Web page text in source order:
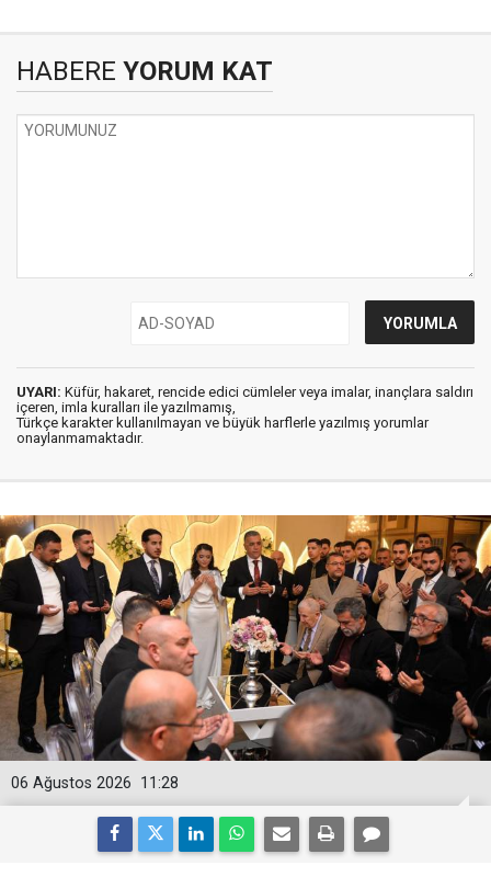
HABERE YORUM KAT
UYARI: Küfür, hakaret, rencide edici cümleler veya imalar, inançlara saldırı
içeren, imla kuralları ile yazılmamış,
Türkçe karakter kullanılmayan ve büyük harflerle yazılmış yorumlar
onaylanmamaktadır.
11:28
06 Ağustos 2026